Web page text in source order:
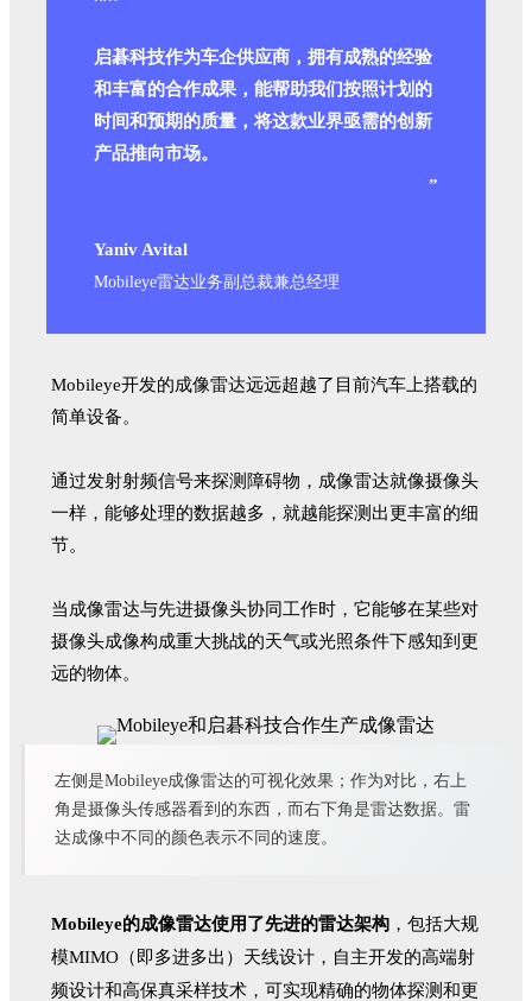
启碁科技作为车企供应商，拥有成熟的经验
和丰富的合作成果，能帮助我们按照计划的
时间和预期的质量，将这款业界亟需的创新
产品推向市场。
”
Yaniv Avital
Mobileye雷达业务副总裁兼总经理
Mobileye开发的成像雷达远远超越了目前汽车上搭载的
简单设备。
通过发射射频信号来探测障碍物，成像雷达就像摄像头
一样，能够处理的数据越多，就越能探测出更丰富的细
节。
当成像雷达与先进摄像头协同工作时，它能够在某些对
摄像头成像构成重大挑战的天气或光照条件下感知到更
远的物体。
左侧是Mobileye成像雷达的可视化效果；作为对比，右上
角是摄像头传感器看到的东西，而右下角是雷达数据。雷
达成像中不同的颜色表示不同的速度。
Mobileye的成像雷达使用了先进的雷达架构 ，包括大规
模MIMO（即多进多出）天线设计，自主开发的高端射
频设计和高保真采样技术，可实现精确的物体探测和更